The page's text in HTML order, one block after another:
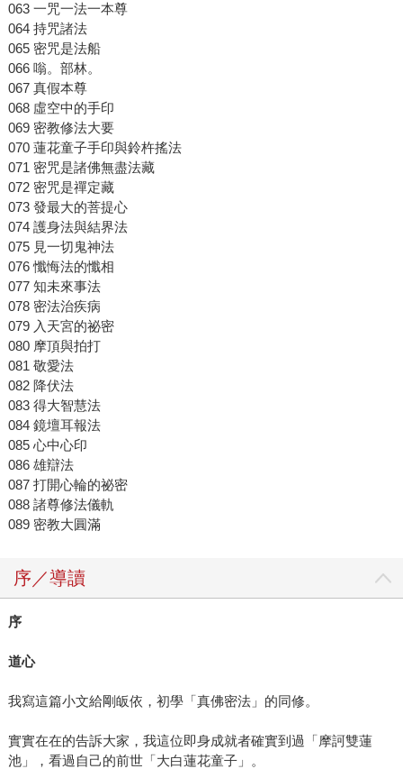
063 一咒一法一本尊
064 持咒諸法
065 密咒是法船
066 嗡。部林。
067 真假本尊
068 虛空中的手印
069 密教修法大要
070 蓮花童子手印與鈴杵搖法
071 密咒是諸佛無盡法藏
072 密咒是禪定藏
073 發最大的菩提心
074 護身法與結界法
075 見一切鬼神法
076 懺悔法的懺相
077 知未來事法
078 密法治疾病
079 入天宮的祕密
080 摩頂與拍打
081 敬愛法
082 降伏法
083 得大智慧法
084 鏡壇耳報法
085 心中心印
086 雄辯法
087 打開心輪的祕密
088 諸尊修法儀軌
089 密教大圓滿
序／導讀
序
道心
我寫這篇小文給剛皈依，初學「真佛密法」的同修。
實實在在的告訴大家，我這位即身成就者確實到過「摩訶雙蓮
池」，看過自己的前世「大白蓮花童子」。